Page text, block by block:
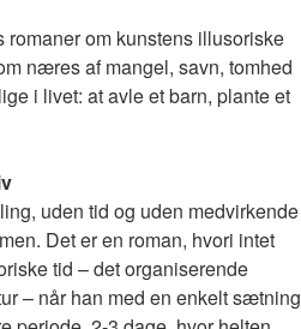
romaner om kunstens illusoriske
næres af mangel, savn, tomhed
i livet: at avle et barn, plante et
uden tid og uden medvirkende
Det er en roman, hvori intet
tid – det organiserende
– når han med en enkelt sætning